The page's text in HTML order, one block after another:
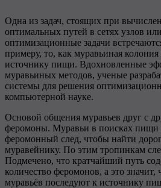
Одна из задач, стоящих при
оптимальных путей в сетях узлов
оптимизационные задачи
примеру, то, как муравьиная
источнику пищи. Вдохновленные
муравьиных методов, ученые
системы для решения
компьютерной науке.
Основой общения муравьев друг с
феромоны. Муравьи в поисках пищи
феромонный след, чтобы найти
муравейнику. По этим тропинкам
Подмечено, что кратчайший путь
количество феромонов, а это значит,
муравьёв последуют к источнику